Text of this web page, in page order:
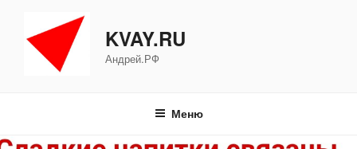
содержимому
KVAY.RU
Андрей.РФ
Меню